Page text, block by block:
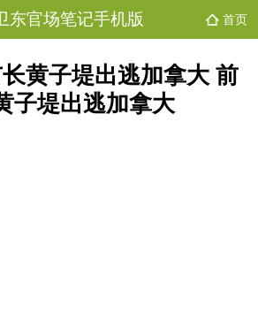
东官场笔记手机版 首页
黄子堤出逃加拿大 前
子堤出逃加拿大